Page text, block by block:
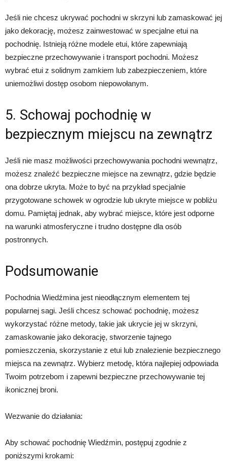
Jeśli nie chcesz ukrywać pochodni w skrzyni lub zamaskować jej
jako dekorację, możesz zainwestować w specjalne etui na
pochodnię. Istnieją różne modele etui, które zapewniają
bezpieczne przechowywanie i transport pochodni. Możesz
wybrać etui z solidnym zamkiem lub zabezpieczeniem, które
uniemożliwi dostęp osobom niepowołanym.
5. Schowaj pochodnię w
bezpiecznym miejscu na zewnątrz
Jeśli nie masz możliwości przechowywania pochodni wewnątrz,
możesz znaleźć bezpieczne miejsce na zewnątrz, gdzie będzie
ona dobrze ukryta. Może to być na przykład specjalnie
przygotowane schowek w ogrodzie lub ukryte miejsce w pobliżu
domu. Pamiętaj jednak, aby wybrać miejsce, które jest odporne
na warunki atmosferyczne i trudno dostępne dla osób
postronnych.
Podsumowanie
Pochodnia Wiedźmina jest nieodłącznym elementem tej
popularnej sagi. Jeśli chcesz schować pochodnię, możesz
wykorzystać różne metody, takie jak ukrycie jej w skrzyni,
zamaskowanie jako dekorację, stworzenie tajnego
pomieszczenia, skorzystanie z etui lub znalezienie bezpiecznego
miejsca na zewnątrz. Wybierz metodę, która najlepiej odpowiada
Twoim potrzebom i zapewni bezpieczne przechowywanie tej
ikonicznej broni.
Wezwanie do działania:
Aby schować pochodnię Wiedźmin, postępuj zgodnie z
poniższymi krokami: